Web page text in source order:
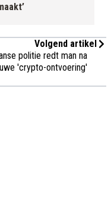
Volgend artikel
politie redt man na
'crypto-ontvoering'